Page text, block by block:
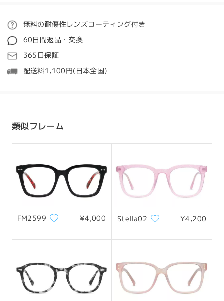
質問する
ご注文
処理時間
5-7営業日
詳細
配送時間
配送
無料の耐傷性レンズコーティング付き
60日間返品・交換
365日保証
配送料1,100円(日本全国)
類似フレーム
FM2599 ¥4,000 Stella02 ¥4,200